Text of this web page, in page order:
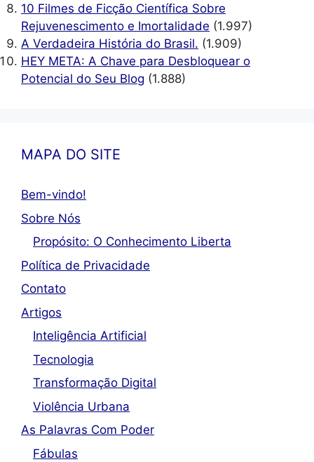
10 Filmes de Ficção Científica Sobre
Rejuvenescimento e Imortalidade (1.997)
A Verdadeira História do Brasil. (1.909)
HEY META: A Chave para Desbloquear o
Potencial do Seu Blog (1.888)
MAPA DO SITE
Bem-vindo!
Sobre Nós
Propósito: O Conhecimento Liberta
Política de Privacidade
Contato
Artigos
Inteligência Artificial
Tecnologia
Transformação Digital
Violência Urbana
As Palavras Com Poder
Fábulas